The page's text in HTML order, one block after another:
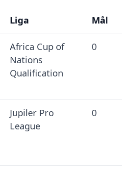
Liga Mål
Africa Cup of
Nations
Qualification
0
Jupiler Pro
League
0